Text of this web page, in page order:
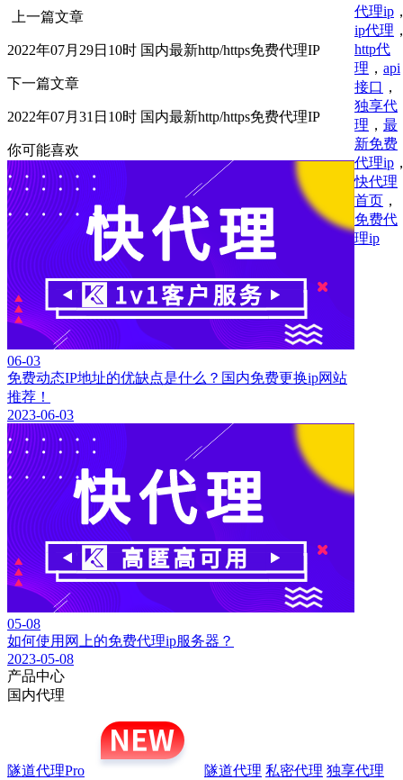
上一篇文章
2022年07月29日10时 国内最新http/https免费代理IP
下一篇文章
2022年07月31日10时 国内最新http/https免费代理IP
你可能喜欢
06-03
免费动态IP地址的优缺点是什么？国内免费更换ip网站
推荐！
2023-06-03
05-08
如何使用网上的免费代理ip服务器？
2023-05-08
代理ip
ip代理
http代
理 ， api
接口 ，
独享代
理 ， 最
新免费
代理ip
快代理
首页 ，
免费代
理ip
产品中心
国内代理
隧道代理Pro 隧道代理 私密代理 独享代理